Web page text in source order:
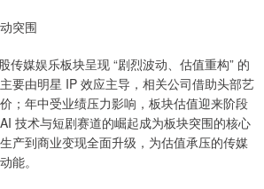
突围
传媒娱乐板块呈现 “剧烈波动、估值重构” 的
要由明星 IP 效应主导，相关公司借助头部艺
；年中受业绩压力影响，板块估值迎来阶段
技术与短剧赛道的崛起成为板块突围的核心
产到商业变现全面升级，为估值承压的传媒
能。